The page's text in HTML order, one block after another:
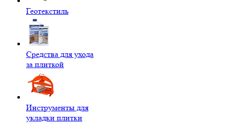
Геотекстиль
Средства для ухода
за плиткой
Инструменты для
укладки плитки